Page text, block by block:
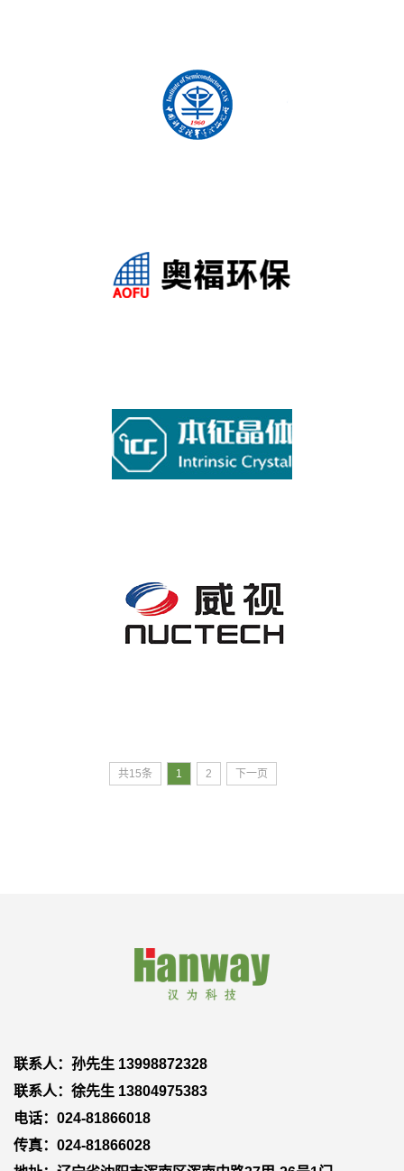
共15条 1 2 下一页
联系人：孙先生 13998872328
联系人：徐先生 13804975383
电话：024-81866018
传真：024-81866028